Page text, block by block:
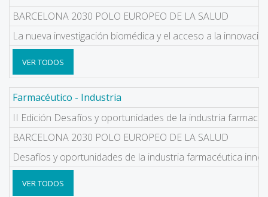
BARCELONA 2030 POLO EUROPEO DE LA SALUD
La nueva investigación biomédica y el acceso a la
VER TODOS
Farmacéutico - Industria
II Edición Desafíos y oportunidades de la industria
BARCELONA 2030 POLO EUROPEO DE LA SALUD
Desafíos y oportunidades de la industria farmacéutica
VER TODOS